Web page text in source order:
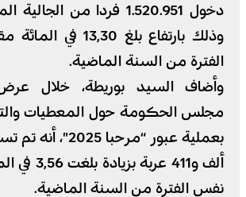
دخول 1.520.951 فردا من
وذلك بارتفاع بلغ
الفترة من السنة الماضية.
وأضاف السيد بوريطة، خلال
مجلس الحكومة حول المعطيات
ألف و411
نفس الفترة من السنة الماضية.